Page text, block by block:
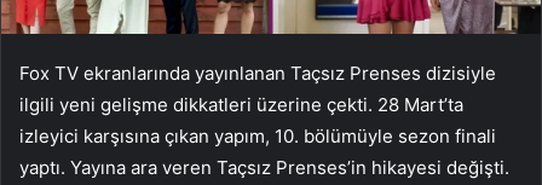
Fox TV ekranlarında yayınlanan Taçsız Prenses dizisiyle
ilgili yeni gelişme dikkatleri üzerine çekti. 28 Mart’ta
izleyici karşısına çıkan yapım, 10. bölümüyle sezon finali
yaptı. Yayına ara veren Taçsız Prenses’in hikayesi değişti.